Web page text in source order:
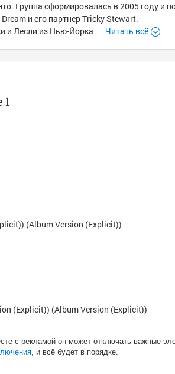
Группа сформировалась в 2005 году и
и его партнер Tricky Stewart.
и Лесли из Нью-Йорка … Читать всё
1
(Album Version (Explicit))
(Explicit)) (Album Version (Explicit))
с рекламой он может отключать важные
, и всё будет в порядке.